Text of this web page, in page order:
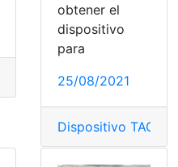
,Requisitos,TAG
obtener el
dispositivo
para
25/08/2021
Dispositivo TAG